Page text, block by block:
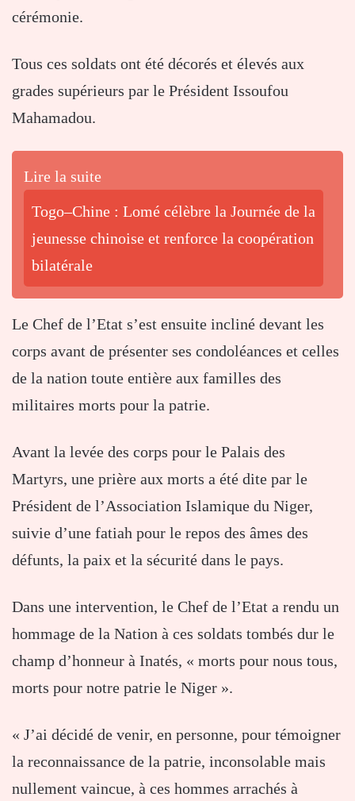
cérémonie.
Tous ces soldats ont été décorés et élevés aux
grades supérieurs par le Président Issoufou
Mahamadou.
Lire la suite
Togo–Chine : Lomé célèbre la Journée de la
jeunesse chinoise et renforce la coopération
bilatérale
Le Chef de l’Etat s’est ensuite incliné devant les
corps avant de présenter ses condoléances et celles
de la nation toute entière aux familles des
militaires morts pour la patrie.
Avant la levée des corps pour le Palais des
Martyrs, une prière aux morts a été dite par le
Président de l’Association Islamique du Niger,
suivie d’une fatiah pour le repos des âmes des
défunts, la paix et la sécurité dans le pays.
Dans une intervention, le Chef de l’Etat a rendu un
hommage de la Nation à ces soldats tombés dur le
champ d’honneur à Inatés, « morts pour nous tous,
morts pour notre patrie le Niger ».
« J’ai décidé de venir, en personne, pour témoigner
la reconnaissance de la patrie, inconsolable mais
nullement vaincue, à ces hommes arrachés à